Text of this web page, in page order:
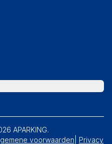
APARKING.
voorwaarden Privacy